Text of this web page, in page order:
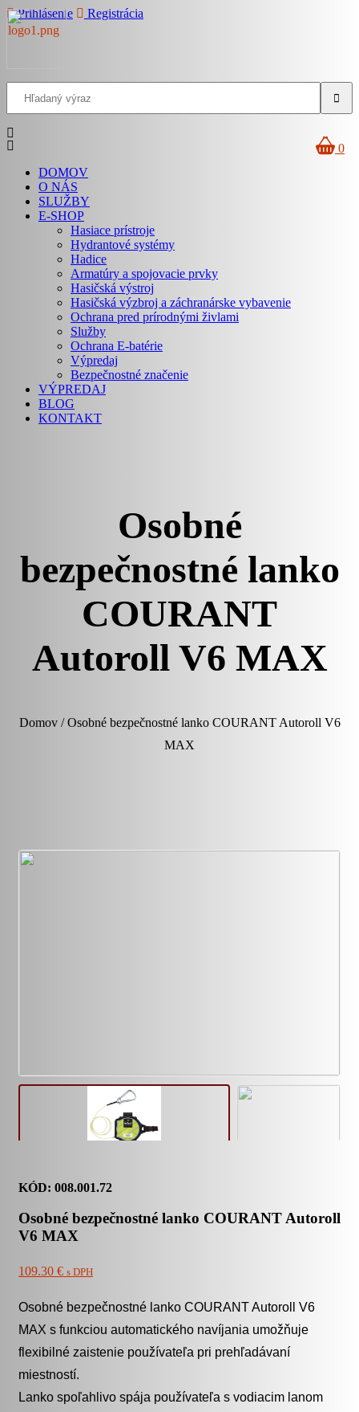
Prihlásenie Registrácia
0
DOMOV
O NÁS
SLUŽBY
E-SHOP
Hasiace prístroje
Hydrantové systémy
Hadice
Armatúry a spojovacie prvky
Hasičská výstroj
Hasičská výzbroj a záchranárske vybavenie
Ochrana pred prírodnými živlami
Služby
Ochrana E-batérie
Výpredaj
Bezpečnostné značenie
VÝPREDAJ
BLOG
KONTAKT
Osobné
bezpečnostné lanko
COURANT
Autoroll V6 MAX
Domov / Osobné bezpečnostné lanko COURANT Autoroll V6
MAX
KÓD: 008.001.72
Osobné bezpečnostné lanko COURANT Autoroll
V6 MAX
109.30 € s DPH
Osobné bezpečnostné lanko COURANT Autoroll V6
MAX s funkciou automatického navíjania umožňuje
flexibilné zaistenie používateľa pri prehľadávaní
miestností.
Lanko spoľahlivo spája používateľa s vodiacim lanom